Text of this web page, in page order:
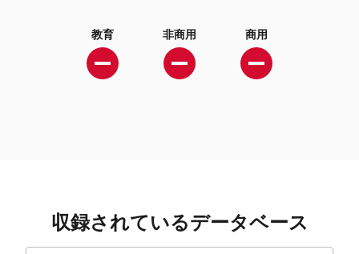
教育 非商用 商用
収録されているデータベース